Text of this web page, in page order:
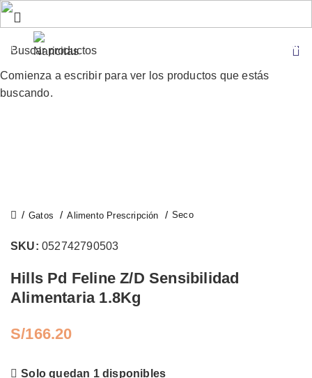
0.00
Gatos Alimento Prescripción Seco
SKU: 052742790503
Hills Pd Feline Z/D Sensibilidad
Alimentaria 1.8Kg
S/
Solo quedan 1 disponibles
Comienza a escribir para ver los productos que estás
buscando.